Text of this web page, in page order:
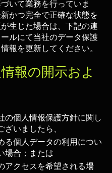
いて業務を行っていま
かつ完全で正確な状態を
生じた場合は、下記の連
ルにて当社のデータ保護
報を更新してください。
報の開示およ
の個人情報保護方針に関し
いましたら、
る個人データの利用につい
場合；または
アクセスを希望される場